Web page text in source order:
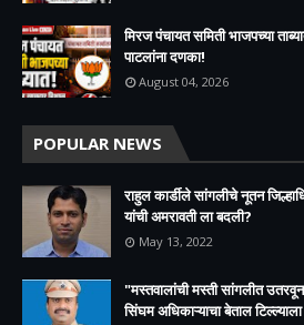
मिरज पंचायत समिती भाजपच्या
पाटलांना दणका!
August 04, 2026
POPULAR NEWS
राहुल कार्डीले सांगलीचे नूतन
यांची अमरावती ला बदली?
May 13, 2022
"मस्तवालांची मस्ती सांगलीत
सिंघम अधिकाऱ्याचा बेताल